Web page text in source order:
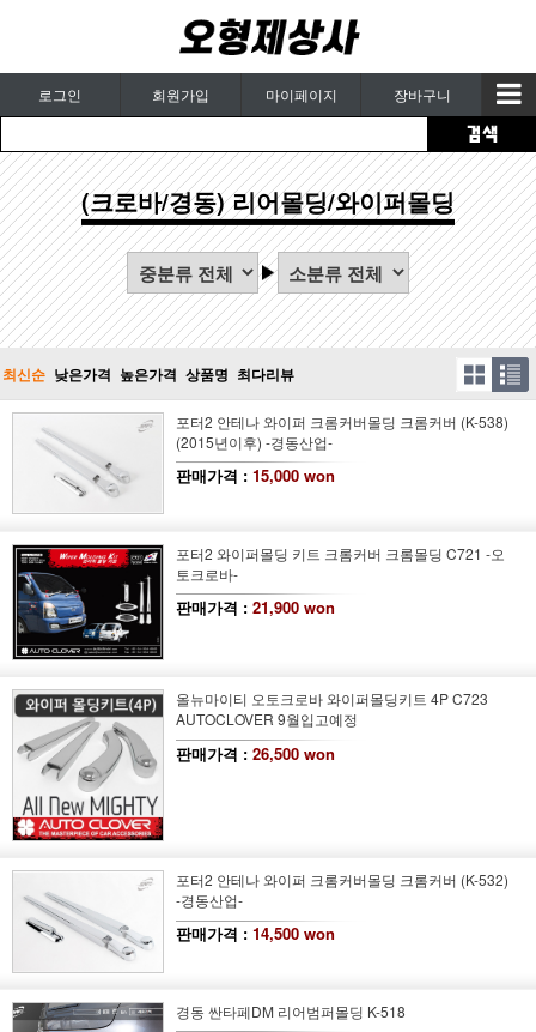
로그인 회원가입 마이페이지 장바구니
(크로바/경동) 리어몰딩/와이퍼몰딩
최신순 낮은가격 높은가격 상품명 최다리뷰
포터2 안테나 와이퍼 크롬커버몰딩 크롬커버 (K-538)
(2015년이후) -경동산업-
판매가격 : 15,000 won
포터2 와이퍼몰딩 키트 크롬커버 크롬몰딩 C721 -오
토크로바-
판매가격 : 21,900 won
올뉴마이티 오토크로바 와이퍼몰딩키트 4P C723
AUTOCLOVER 9월입고예정
판매가격 : 26,500 won
포터2 안테나 와이퍼 크롬커버몰딩 크롬커버 (K-532)
-경동산업-
판매가격 : 14,500 won
경동 싼타페DM 리어범퍼몰딩 K-518